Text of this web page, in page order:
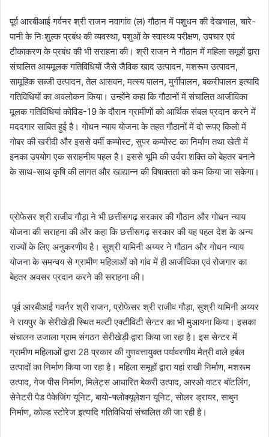
पूर्व आरबीआई गर्वनर श्री राजन नवागांव (ल) गौठान में पशुधन की देखभाल, चारे-
पानी के निःशुल्क प्रबंध की व्यवस्था, पशुओं के स्वास्थ्य परीक्षण, उपचार एवं
टीकाकरण के प्रबंध की भी सराहना की। श्री राजन ने गौठान में महिला समूहों द्वारा
संचालित आयमूलक गतिविधियों जैसे जैविक खाद उत्पादन, मशरूम उत्पादन,
सामूहिक सब्जी उत्पादन, तेल आसवन, मत्स्य पालन, मुर्गीपालन, बकरीपालन इत्यादि
गतिविधियों का अवलोकन किया। उन्होंने कहा कि गौठानों में संचालित आजीविका
मूलक गतिविधियां कोविड-19 के दौरान ग्रामीणों को आर्थिक संबल प्रदान करने में
मददगार साबित हुई है। गोधन न्याय योजना के तहत गौठानों में दो रूपए किलो में
गोबर की खरीदी और इससे वर्मी कम्पोस्ट, सुपर कम्पोस्ट का निर्माण तथा खेती में
इनका उपयोग एक सराहनीय पहल है। इससे भूमि की उर्वरा शक्ति को बेहतर बनाने
के साथ-साथ कृषि की लागत और खाद्यान्न की विषाक्तता को कम किया जा सकेगा।
प्रोफेसर श्री राजीव गौड़ा ने भी छत्तीसगढ़ सरकार की गौठान और गोधन न्याय
योजना की सराहना की और कहा कि छत्तीसगढ़ सरकार की यह पहल देश के अन्य
राज्यों के लिए अनुकरणीय है। सुश्री यामिनी अय्यर ने गौठान और गोधन न्याय
योजना के समन्वय से ग्रामीण महिलाओं को गांव में ही आजीविका एवं रोजगार का
बेहतर अवसर प्रदान करने की सराहना की।
पूर्व आरबीआई गवर्नर श्री राजन, प्रोफेसर श्री राजीव गौड़ा, सुश्री यामिनी अय्यर
ने रायपुर के सेरीखेड़ी स्थित मल्टी एक्टीविटी सेन्टर का भी मुआयना किया। इसका
संचालन उजाला ग्राम संगठन सेरीखेड़ी द्वारा किया जा रहा है। इस सेन्टर में
ग्रामीण महिलाओं द्वारा 28 प्रकार की गुणवत्तायुक्त पर्यावरणीय मैत्री वाले हर्बल
उत्पादों का निर्माण किया जा रहा है। महिला समूहों द्वारा यहां राखी निर्माण, मशरूम
उत्पाद, गेज पीस निर्माण, मिलेट्स आधारित बेकरी उत्पाद, आरओ वाटर बॉटलिंग,
सेनेटरी पैड पैकेजिंग यूनिट, बायो-फ्लोक्यूलेशन यूनिट, सोलर ड्रायर, साबुन
निर्माण, कोल्ड स्टोरेज इत्यादि गतिविधियां संचालित की जा रही है।